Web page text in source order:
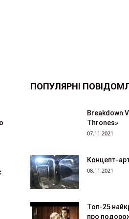
ПОПУЛЯРНІ
Breakdown
Thrones»
07.11.2021
Концепт-
08.11.2021
Топ-25
про